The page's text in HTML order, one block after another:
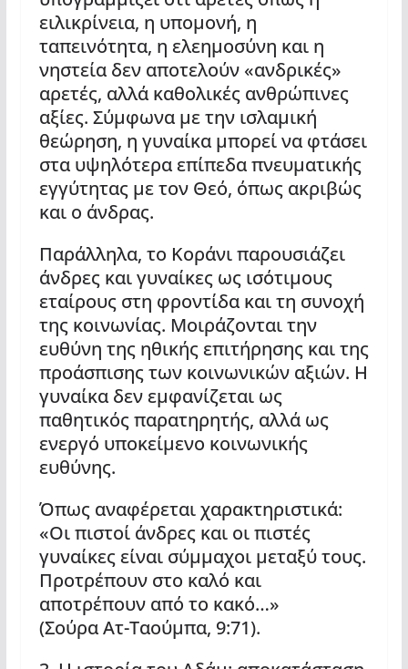
ειλικρίνεια, η υπομονή, η
ταπεινότητα, η ελεημοσύνη και η
νηστεία δεν αποτελούν «ανδρικές»
αρετές, αλλά καθολικές ανθρώπινες
αξίες. Σύμφωνα με την ισλαμική
θεώρηση, η γυναίκα μπορεί να φτάσει
στα υψηλότερα επίπεδα πνευματικής
εγγύτητας με τον Θεό, όπως ακριβώς
και ο άνδρας.
Παράλληλα, το Κοράνι παρουσιάζει
άνδρες και γυναίκες ως ισότιμους
εταίρους στη φροντίδα και τη συνοχή
της κοινωνίας. Μοιράζονται την
ευθύνη της ηθικής επιτήρησης και της
προάσπισης των κοινωνικών αξιών. Η
γυναίκα δεν εμφανίζεται ως
παθητικός παρατηρητής, αλλά ως
ενεργό υποκείμενο κοινωνικής
ευθύνης.
Όπως αναφέρεται χαρακτηριστικά:
«Οι πιστοί άνδρες και οι πιστές
γυναίκες είναι σύμμαχοι μεταξύ τους.
Προτρέπουν στο καλό και
αποτρέπουν από το κακό…»
(Σούρα Ατ-Ταούμπα, 9:71).